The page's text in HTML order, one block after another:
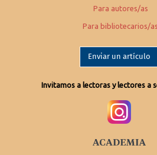
Para autores/as
Para bibliotecarios/as
Enviar un artículo
Invitamos a lectoras y lectores a